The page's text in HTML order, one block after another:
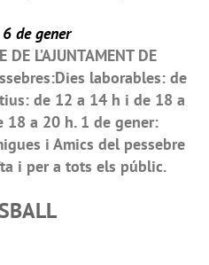
de gener
DE L’AJUNTAMENT DE
laborables: de
de 12 a 14 h i de 18 a
18 a 20 h. 1 de gener:
i Amics del pessebre
i per a tots els públic.